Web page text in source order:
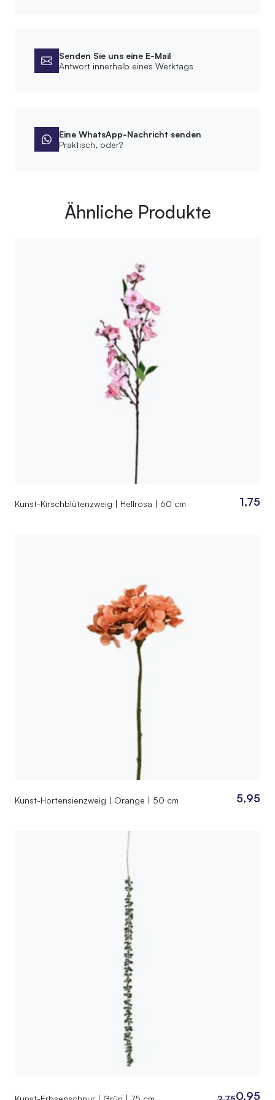
Senden Sie uns eine E-Mail
Antwort innerhalb eines Werktags
Eine WhatsApp-Nachricht senden
Praktisch, oder?
Ähnliche Produkte
Kunst-Kirschblütenzweig | Hellrosa | 60 cm 1,75
Kunst-Hortensienzweig | Orange | 50 cm 5,95
0,95